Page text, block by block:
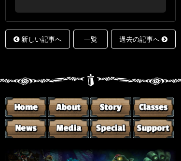
新しい記事へ 過去の記事へ
一覧